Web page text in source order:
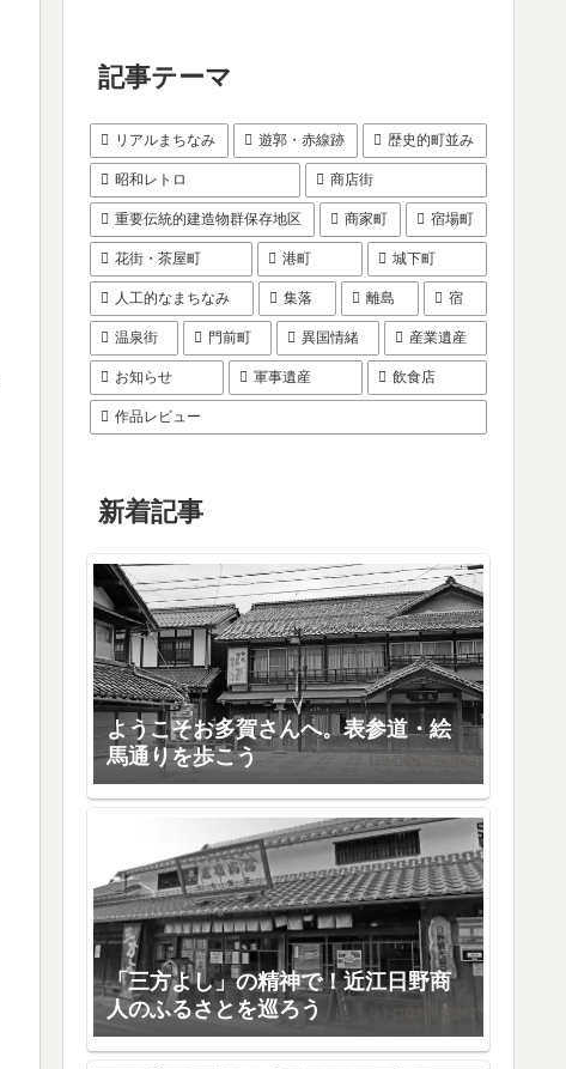
記事テーマ
リアルまちなみ 遊郭・赤線跡 歴史的町並み
昭和レトロ 商店街
重要伝統的建造物群保存地区 商家町 宿場町
花街・茶屋町 港町 城下町
人工的なまちなみ 集落 離島 宿
温泉街 門前町 異国情緒 産業遺産
お知らせ 軍事遺産 飲食店
作品レビュー
新着記事
ようこそお多賀さんへ。表参道・絵
馬通りを歩こう
「三方よし」の精神で！近江日野商
人のふるさとを巡ろう